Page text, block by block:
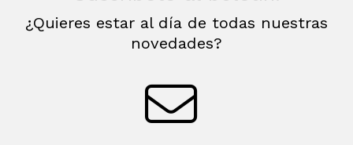
¿Quieres estar al día de todas nuestras
novedades?